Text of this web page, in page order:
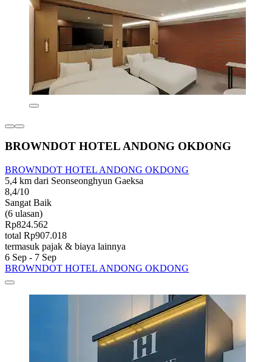
BROWNDOT HOTEL ANDONG OKDONG
BROWNDOT HOTEL ANDONG OKDONG
5,4 km dari Seonseonghyun Gaeksa
8,4/10
Sangat Baik
(6 ulasan)
Rp824.562
total Rp907.018
termasuk pajak & biaya lainnya
6 Sep - 7 Sep
BROWNDOT HOTEL ANDONG OKDONG